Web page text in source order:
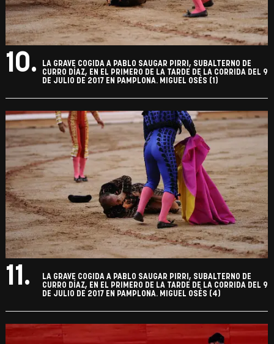
10.
LA GRAVE COGIDA A PABLO SAUGAR PIRRI, SUBALTERNO DE
CURRO DÍAZ, EN EL PRIMERO DE LA TARDE DE LA CORRIDA DEL 9
DE JULIO DE 2017 EN PAMPLONA. MIGUEL OSÉS (1)
11.
LA GRAVE COGIDA A PABLO SAUGAR PIRRI, SUBALTERNO DE
CURRO DÍAZ, EN EL PRIMERO DE LA TARDE DE LA CORRIDA DEL 9
DE JULIO DE 2017 EN PAMPLONA. MIGUEL OSÉS (4)